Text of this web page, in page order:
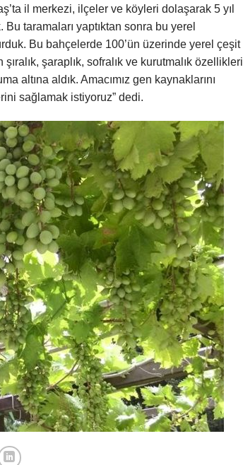
il merkezi, ilçeler ve köyleri dolaşarak 5 yıl
taramaları yaptıktan sonra bu yerel
Bu bahçelerde 100’ün üzerinde yerel çeşit
şaraplık, sofralık ve kurutmalık özellikleri
altına aldık. Amacımız gen kaynaklarını
sağlamak istiyoruz” dedi.